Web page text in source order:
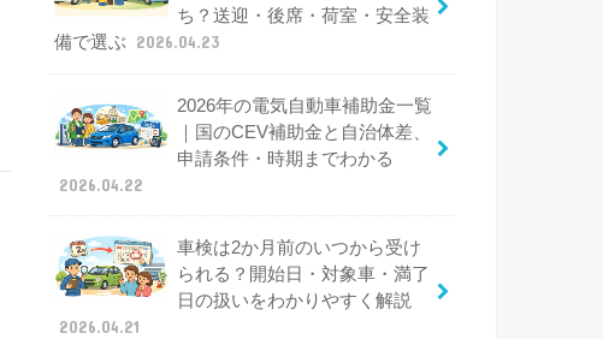
ち？送迎・後席・荷室・安全装
備で選ぶ
2026.04.23
2026年の電気自動車補助金一覧
｜国のCEV補助金と自治体差、
申請条件・時期までわかる
2026.04.22
車検は2か月前のいつから受け
られる？開始日・対象車・満了
日の扱いをわかりやすく解説
2026.04.21